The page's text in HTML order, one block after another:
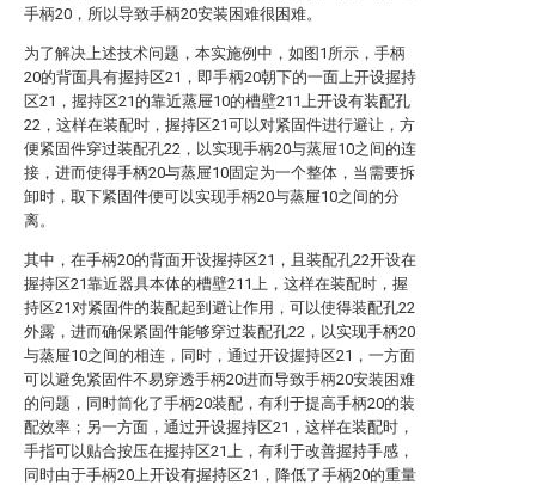
手柄20，所以导致手柄20安装困难很困难。
为了解决上述技术问题，本实施例中，如图1所示，手柄
20的背面具有握持区21，即手柄20朝下的一面上开设握持
区21，握持区21的靠近蒸屉10的槽壁211上开设有装配孔
22，这样在装配时，握持区21可以对紧固件进行避让，方
便紧固件穿过装配孔22，以实现手柄20与蒸屉10之间的连
接，进而使得手柄20与蒸屉10固定为一个整体，当需要拆
卸时，取下紧固件便可以实现手柄20与蒸屉10之间的分
离。
其中，在手柄20的背面开设握持区21，且装配孔22开设在
握持区21靠近器具本体的槽壁211上，这样在装配时，握
持区21对紧固件的装配起到避让作用，可以使得装配孔22
外露，进而确保紧固件能够穿过装配孔22，以实现手柄20
与蒸屉10之间的相连，同时，通过开设握持区21，一方面
可以避免紧固件不易穿透手柄20进而导致手柄20安装困难
的问题，同时简化了手柄20装配，有利于提高手柄20的装
配效率；另一方面，通过开设握持区21，这样在装配时，
手指可以贴合按压在握持区21上，有利于改善握持手感，
同时由于手柄20上开设有握持区21，降低了手柄20的重量